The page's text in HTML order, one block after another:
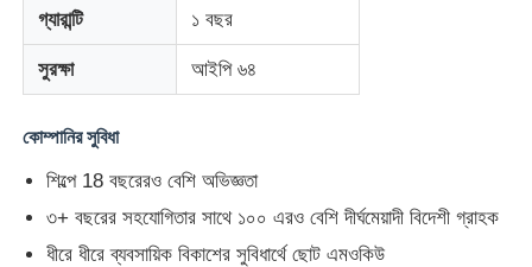
কারখানা ভ্রমণ
মান নিয়ন্ত্রণ
গ্যারান্টি ১ বছর
সুরক্ষা আইপি ৬৪
কোম্পানির সুবিধা
শিল্পে 18 বছরেরও বেশি অভিজ্ঞতা
৩+ বছরের সহযোগিতার সাথে ১০০ এরও বেশি দীর্ঘমেয়াদী বিদেশী গ্রাহক
ধীরে ধীরে ব্যবসায়িক বিকাশের সুবিধার্থে ছোট এমওকিউ